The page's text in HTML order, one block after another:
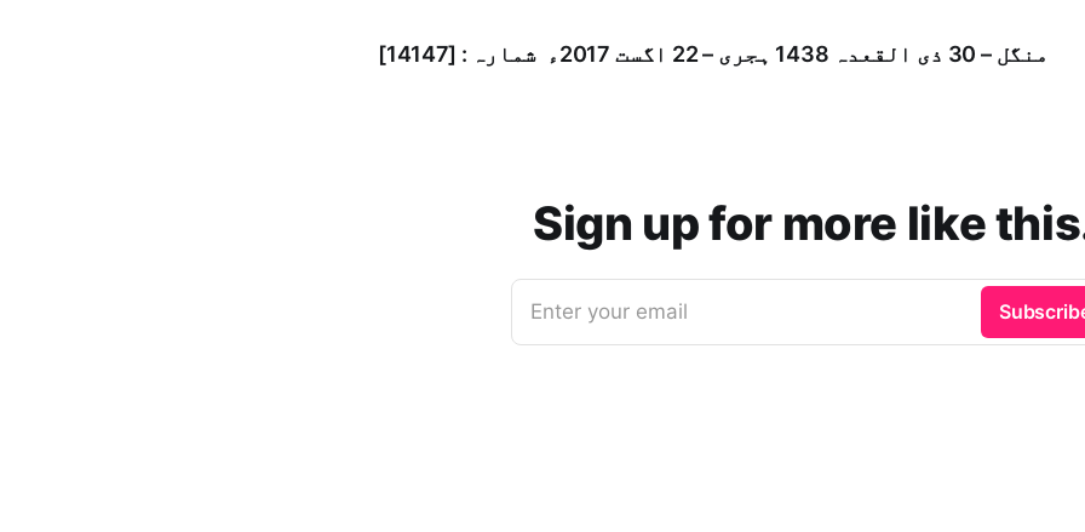
منگل – 30 ذی القعدہ 1438 ہجری – 22 اگست 2017ء شمارہ : [14147]
Sign up for more like
Enter your email